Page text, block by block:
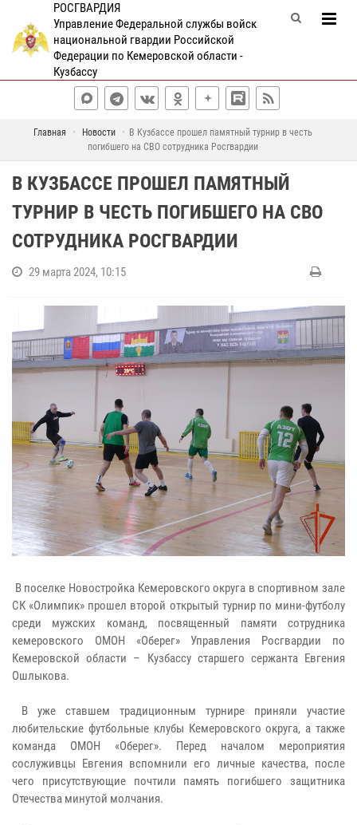
РОСГВАРДИЯ
Управление Федеральной службы войск
национальной гвардии Российской
Федерации по Кемеровской области -
Кузбассу
Главная Новости
В Кузбассе прошел памятный турнир в честь
погибшего на СВО сотрудника Росгвардии
В КУЗБАССЕ ПРОШЕЛ ПАМЯТНЫЙ
ТУРНИР В ЧЕСТЬ ПОГИБШЕГО НА СВО
СОТРУДНИКА РОСГВАРДИИ
29 марта 2024, 10:15
В поселке Новостройка Кемеровского округа в спортивном зале
СК «Олимпик» прошел второй открытый турнир по мини-футболу
среди мужских команд, посвященный памяти сотрудника
кемеровского ОМОН «Оберег» Управления Росгвардии по
Кемеровской области – Кузбассу старшего сержанта Евгения
Ошлыкова.
В уже ставшем традиционным турнире приняли участие
любительские футбольные клубы Кемеровского округа, а также
команда ОМОН «Оберег». Перед началом мероприятия
сослуживцы Евгения вспомнили его личные качества, после
чего присутствующие почтили память погибшего защитника
Отечества минутой молчания.